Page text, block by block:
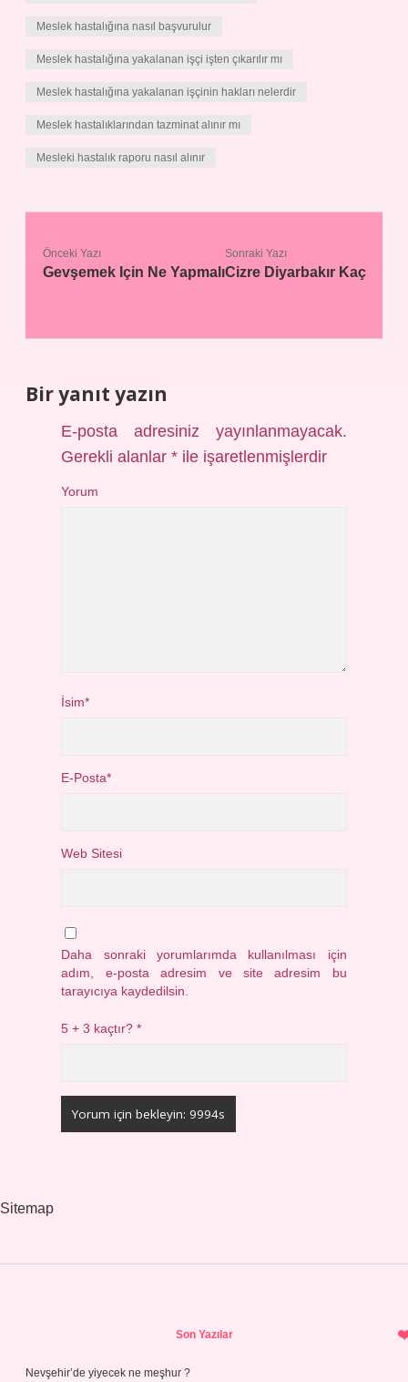
Meslek hastalığına nasıl başvurulur
Meslek hastalığına yakalanan işçi işten çıkarılır mı
Meslek hastalığına yakalanan işçinin hakları nelerdir
Meslek hastalıklarından tazminat alınır mı
Mesleki hastalık raporu nasıl alınır
Önceki Yazı
Gevşemek Için Ne Yapmalı
Sonraki Yazı
Cizre Diyarbakır Kaç
Bir yanıt yazın
E-posta adresiniz yayınlanmayacak.
Gerekli alanlar* ile işaretlenmişlerdir
Yorum
İsim*
E-Posta*
Web Sitesi
Daha sonraki yorumlarımda kullanılması için
adım, e-posta adresim ve site adresim bu
tarayıcıya kaydedilsin.
5 + 3 kaçtır?*
Sitemap
Son Yazılar
Nevşehir’de yiyecek ne meşhur ?